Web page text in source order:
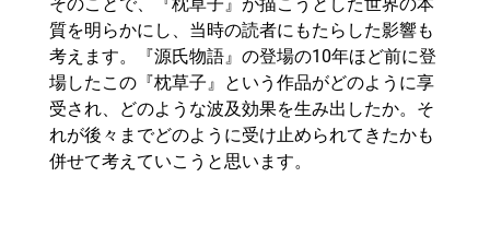
質を明らかにし、当時の読者にもたらした影響も
考えます。『源氏物語』の登場の10年ほど前に登
場したこの『枕草子』という作品がどのように享
受され、どのような波及効果を生み出したか。そ
れが後々までどのように受け止められてきたかも
併せて考えていこうと思います。